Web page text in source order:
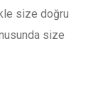
size doğru
size